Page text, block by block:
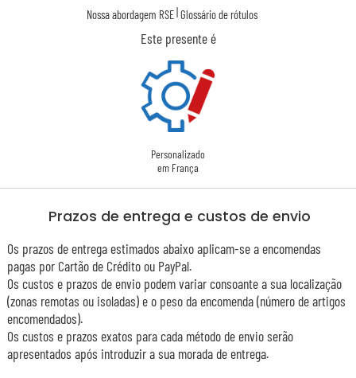
Nossa abordagem RSE Glossário de rótulos
Este presente é
Personalizado
em França
Prazos de entrega e custos de envio
Os prazos de entrega estimados abaixo aplicam-se a encomendas
pagas por Cartão de Crédito ou PayPal.
Os custos e prazos de envio podem variar consoante a sua localização
(zonas remotas ou isoladas) e o peso da encomenda (número de artigos
encomendados).
Os custos e prazos exatos para cada método de envio serão
apresentados após introduzir a sua morada de entrega.